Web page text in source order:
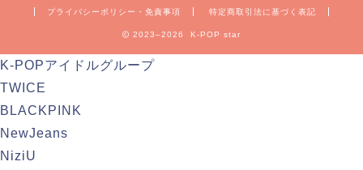
プライバシーポリシー・免責事項 特定商取引法に基づく表記
2023–2026 K-POP star
K-POPアイドルグループ
TWICE
BLACKPINK
NewJeans
NiziU